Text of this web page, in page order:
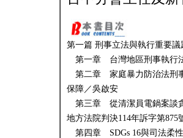
第一篇 刑事立法與執行重要議
第一章 台灣地區刑事執行
第二章 家庭暴力防治法刑
保障／吳啟安
第三章 從清潔員電鍋案談
地方法院判決114年訴字第875
第四章 SDGs 16與司法柔